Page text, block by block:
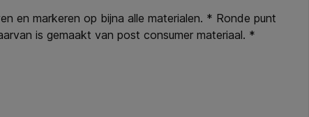
en markeren op bijna alle materialen. * Ronde punt
is gemaakt van post consumer materiaal. *